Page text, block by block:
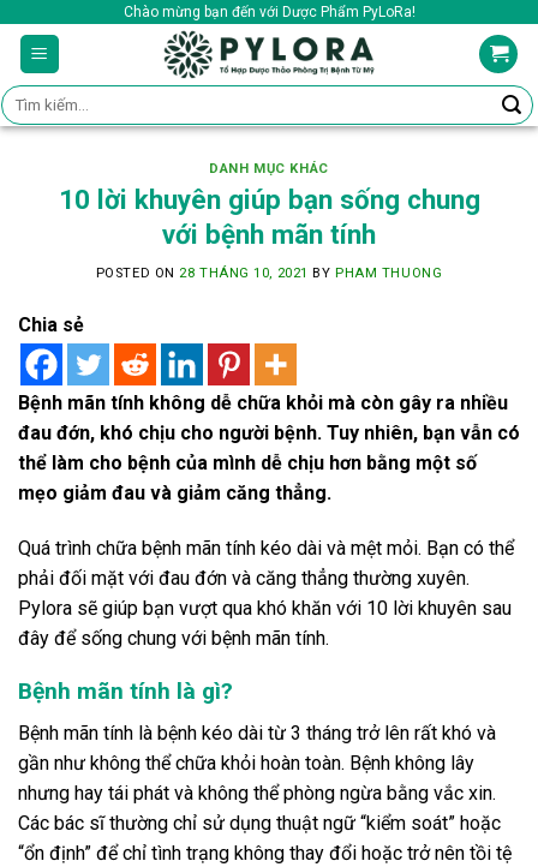
content
Chào mừng bạn đến với Dược Phẩm PyLoRa!
Tìm
kiếm:
DANH MỤC KHÁC
10 lời khuyên giúp bạn sống chung
với bệnh mãn tính
POSTED ON 28 THÁNG 10, 2021 BYPHAM THUONG
Chia sẻ
Bệnh mãn tính không dễ chữa khỏi mà còn gây ra nhiều
đau đớn, khó chịu cho người bệnh. Tuy nhiên, bạn vẫn có
thể làm cho bệnh của mình dễ chịu hơn bằng một số
mẹo giảm đau và giảm căng thẳng.
Quá trình chữa bệnh mãn tính kéo dài và mệt mỏi. Bạn có thể
phải đối mặt với đau đớn và căng thẳng thường xuyên.
Pylora sẽ giúp bạn vượt qua khó khăn với 10 lời khuyên sau
đây để sống chung với bệnh mãn tính.
Bệnh mãn tính là gì?
Bệnh mãn tính là bệnh kéo dài từ 3 tháng trở lên rất khó và
gần như không thể chữa khỏi hoàn toàn. Bệnh không lây
nhưng hay tái phát và không thể phòng ngừa bằng vắc xin.
Các bác sĩ thường chỉ sử dụng thuật ngữ “kiểm soát” hoặc
“ổn định” để chỉ tình trạng không thay đổi hoặc trở nên tồi tệ